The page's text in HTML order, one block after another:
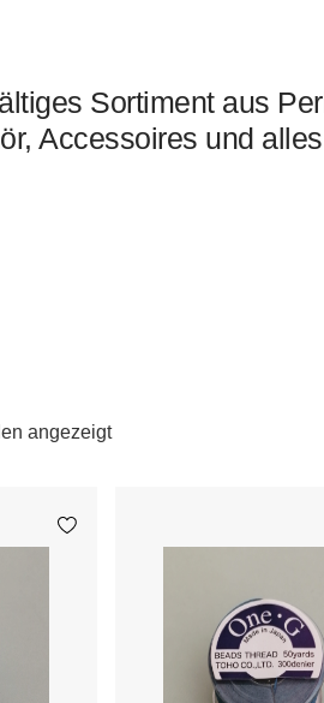
Sortiment aus
Accessoires und
angezeigt